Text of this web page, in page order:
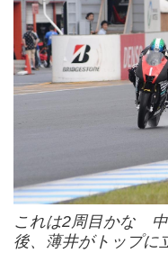
これは2周目かな
後、薄井がトップに